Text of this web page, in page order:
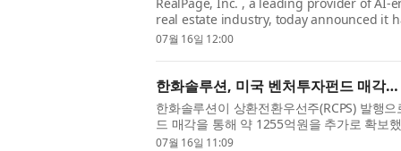
RealPage, Inc. , a leading provider of
real estate industry, today announced it
real estate data intelligence company
07월 16일 12:00
한화솔루션, 미국 벤처투자펀드 매각
한화솔루션이 상환전환우선주(RCPS) 발행
드 매각을 통해 약 1255억원을 추가로 확보
고, 신용평가사들은 이를 반영해 올해 6월
07월 16일 11:09